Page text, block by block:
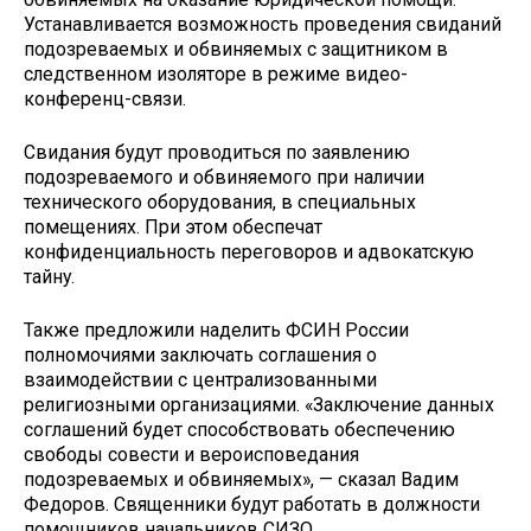
Устанавливается возможность проведения свиданий
подозреваемых и обвиняемых с защитником в
следственном изоляторе в режиме видео-
конференц-связи.
Свидания будут проводиться по заявлению
подозреваемого и обвиняемого при наличии
технического оборудования, в специальных
помещениях. При этом обеспечат
конфиденциальность переговоров и адвокатскую
тайну.
Также предложили наделить ФСИН России
полномочиями заключать соглашения о
взаимодействии с централизованными
религиозными организациями. «Заключение данных
соглашений будет способствовать обеспечению
свободы совести и вероисповедания
подозреваемых и обвиняемых», — сказал Вадим
Федоров. Священники будут работать в должности